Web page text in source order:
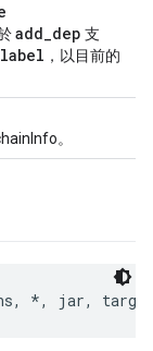
add_dep 支
label ，以目前的
。
*, jar,